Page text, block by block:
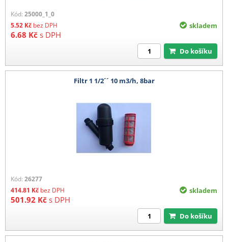
Kód: 25000_1_0
5.52 Kč bez DPH
6.68 Kč s DPH
skladem
Do košíku
Filtr 1 1/2´´ 10 m3/h, 8bar
Kód: 26277
414.81 Kč bez DPH
501.92 Kč s DPH
skladem
Do košíku